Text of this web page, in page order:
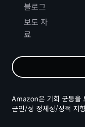
블로그
보도 자
료
Amazon은 기회 균등을
군인/성 정체성/성적 지